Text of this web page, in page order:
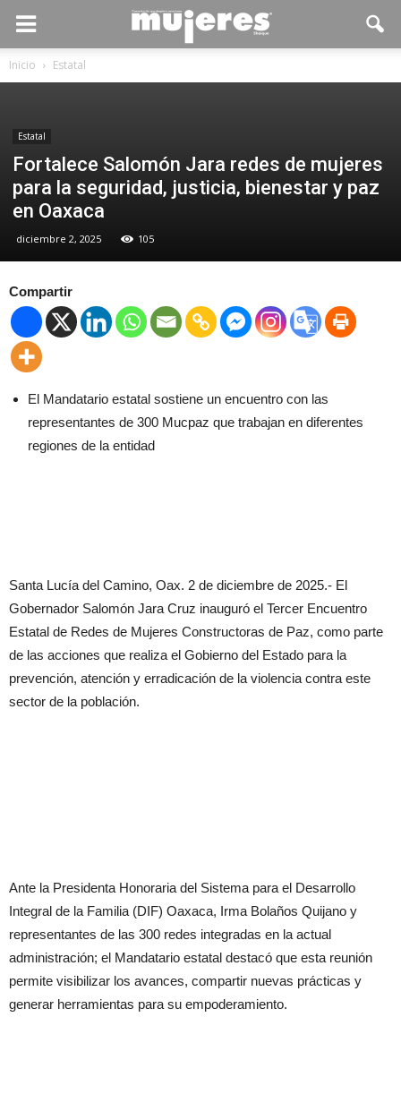
Inicio Estatal
Estatal
Fortalece Salomón Jara redes de mujeres
para la seguridad, justicia, bienestar y paz
en Oaxaca
diciembre 2, 2025 105
Compartir
El Mandatario estatal sostiene un encuentro con las
representantes de 300 Mucpaz que trabajan en diferentes
regiones de la entidad
Santa Lucía del Camino, Oax. 2 de diciembre de 2025.- El
Gobernador Salomón Jara Cruz inauguró el Tercer Encuentro
Estatal de Redes de Mujeres Constructoras de Paz, como parte
de las acciones que realiza el Gobierno del Estado para la
prevención, atención y erradicación de la violencia contra este
sector de la población.
Ante la Presidenta Honoraria del Sistema para el Desarrollo
Integral de la Familia (DIF) Oaxaca, Irma Bolaños Quijano y
representantes de las 300 redes integradas en la actual
administración; el Mandatario estatal destacó que esta reunión
permite visibilizar los avances, compartir nuevas prácticas y
generar herramientas para su empoderamiento.